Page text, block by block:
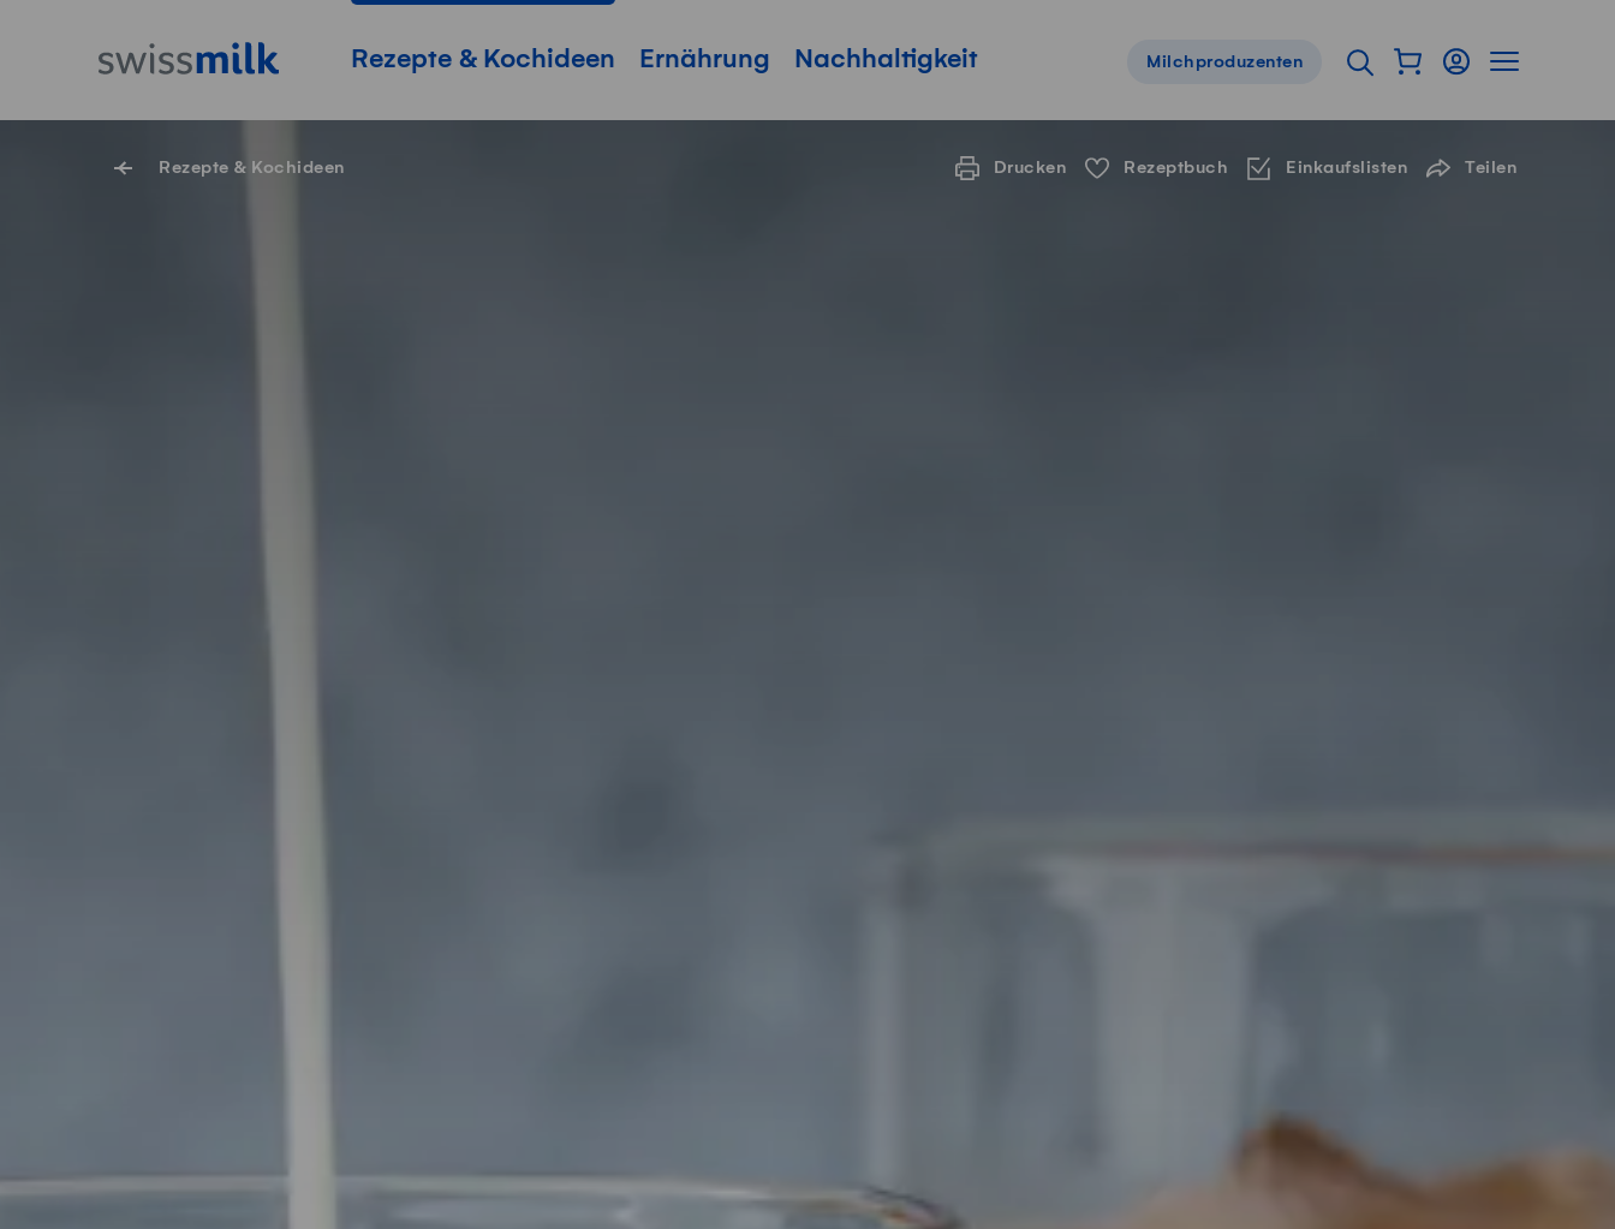
StartseiteHauptnavigation
Rezepte & Kochideen Ernährung Nachhaltigkeit
Servicenavigation
Milchproduzenten Suche öffnen
Warenkorb als
Login
Rezepte & Kochideen Drucken Rezeptbuch Einkaufslisten Teilen